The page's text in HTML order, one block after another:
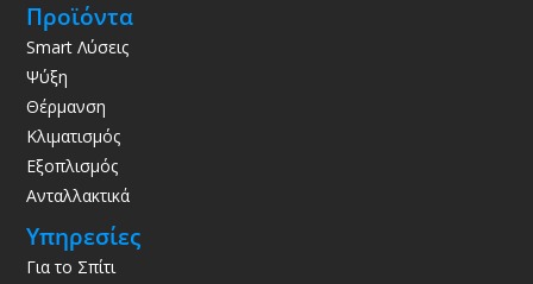
Προϊόντα
Smart Λύσεις
Ψύξη
Θέρμανση
Κλιματισμός
Εξοπλισμός
Ανταλλακτικά
Υπηρεσίες
Για το Σπίτι